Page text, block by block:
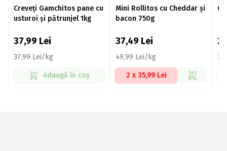
Creveți Gamchitos pane cu
usturoi și pătrunjel 1kg
37,99 Lei
37,99 Lei/kg
Adaugă în coș
Mini Rollitos cu Cheddar și
bacon 750g
37,49 Lei
49,99 Lei/kg
2 x 35,99 Lei